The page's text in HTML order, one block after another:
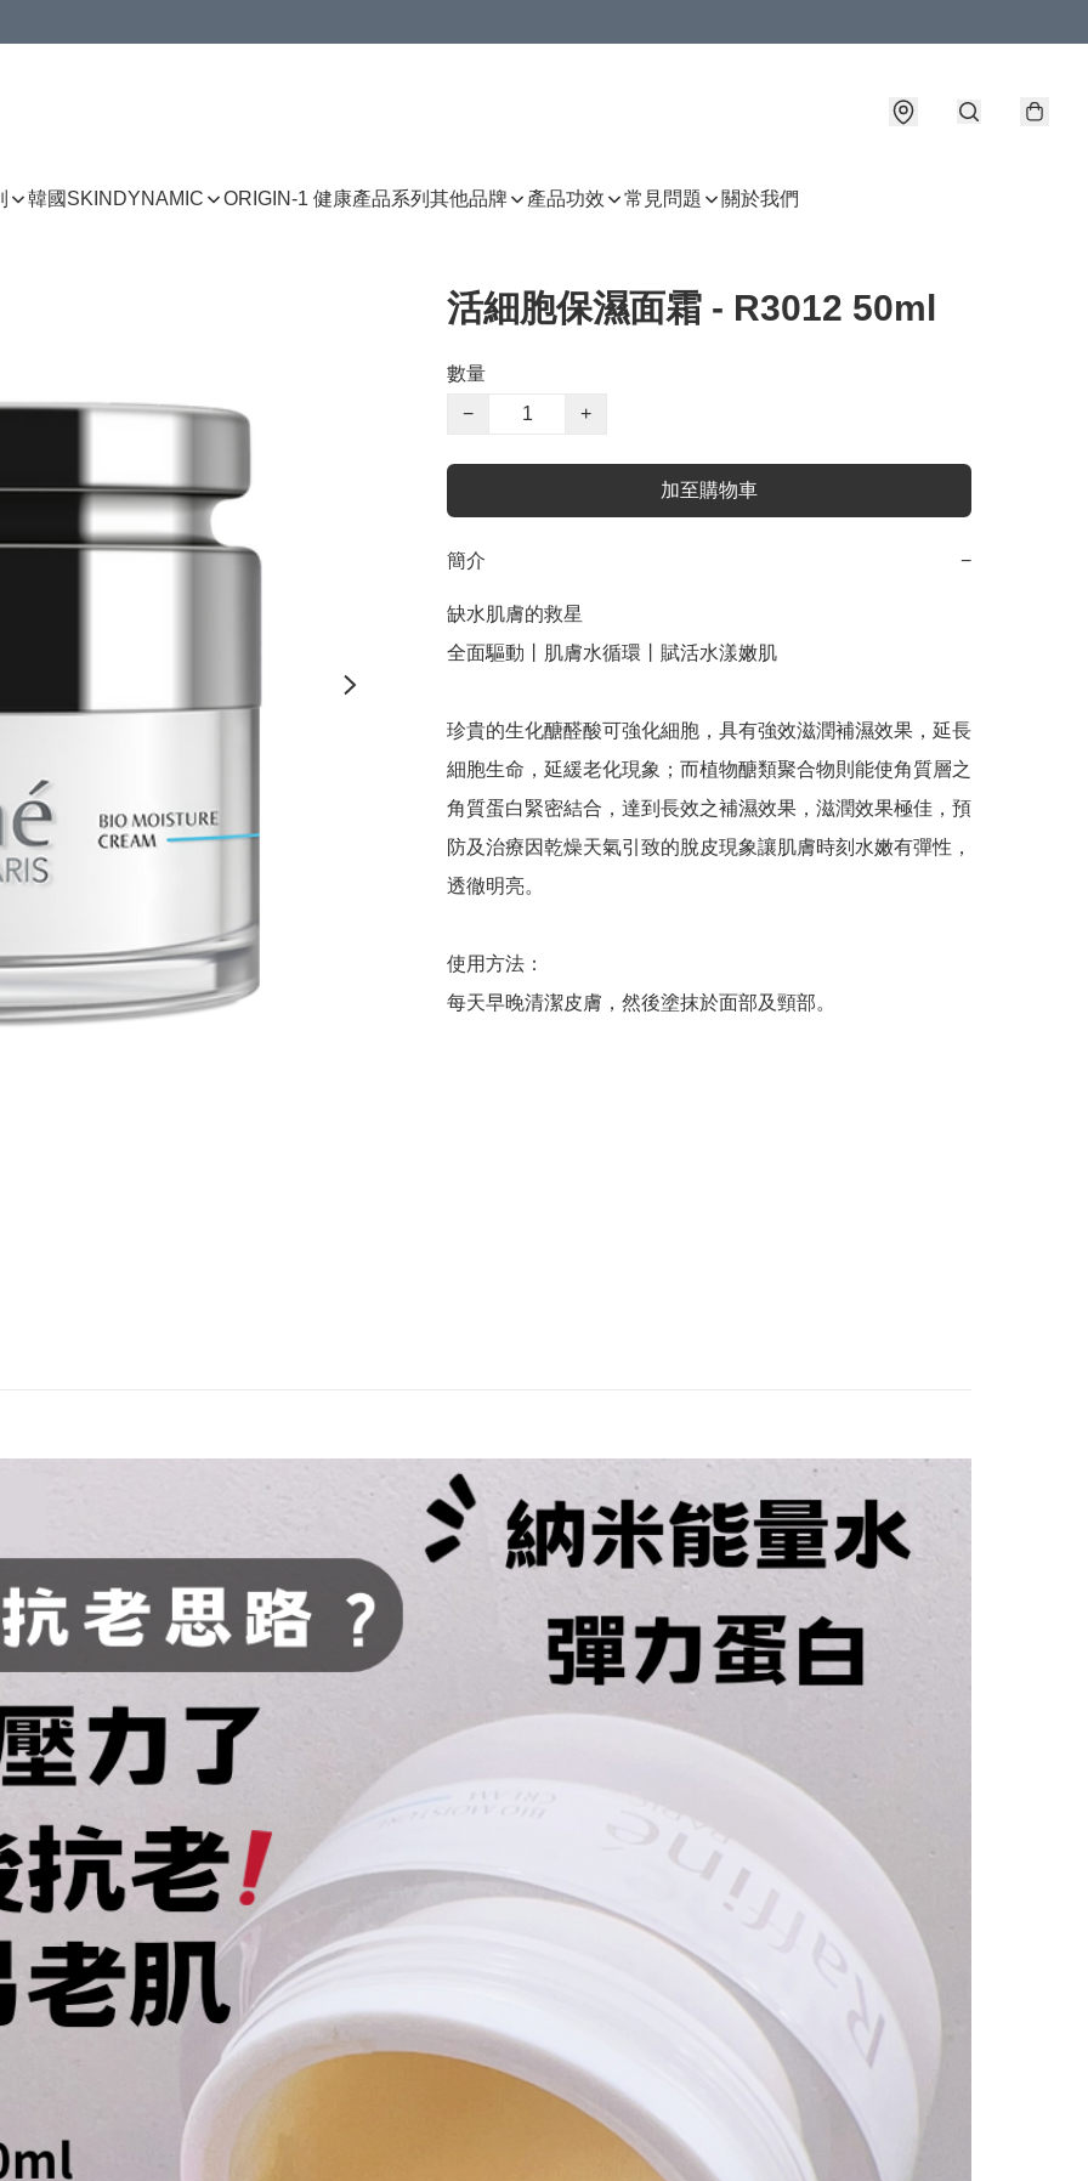
韓國SKINDYNAMIC ORIGIN-1 健康產品系列 其他品牌 產品功效 常見問題 關於我們
活細胞保濕面霜 - R3012 50ml
數量
−
+
加至購物車
簡介 −
缺水肌膚的救星
全面驅動丨肌膚水循環丨賦活水漾嫩肌
珍貴的生化醣醛酸可強化細胞，具有強效滋潤補濕效果，延長
細胞生命，延緩老化現象；而植物醣類聚合物則能使角質層之
角質蛋白緊密結合，達到長效之補濕效果，滋潤效果極佳，預
防及治療因乾燥天氣引致的脫皮現象讓肌膚時刻水嫩有彈性，
透徹明亮。
使用方法：
每天早晚清潔皮膚，然後塗抹於面部及頸部。